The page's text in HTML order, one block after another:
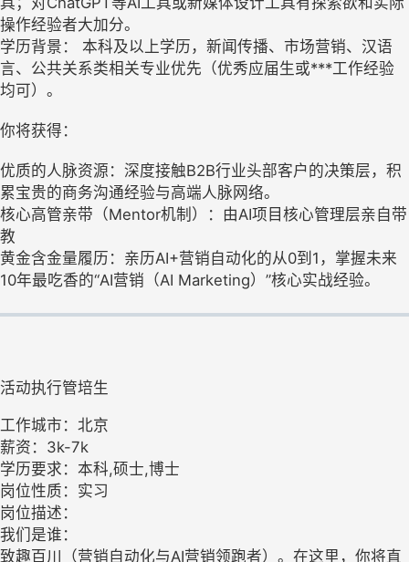
操作经验者大加分。
学历背景： 本科及以上学历，新闻传播、市场营销、汉语
言、公共关系类相关专业优先（优秀应届生或***工作经验
均可）。
你将获得：
优质的人脉资源：深度接触B2B行业头部客户的决策层，积
累宝贵的商务沟通经验与高端人脉网络。
核心高管亲带（Mentor机制）：由AI项目核心管理层亲自带
教
黄金含金量履历：亲历AI+营销自动化的从0到1，掌握未来
10年最吃香的“AI营销（AI Marketing）”核心实战经验。
活动执行管培生
工作城市：北京
薪资：3k-7k
学历要求：本科,硕士,博士
岗位性质：实习
岗位描述：
我们是谁：
致趣百川（营销自动化与AI营销领跑者）。在这里，你将直